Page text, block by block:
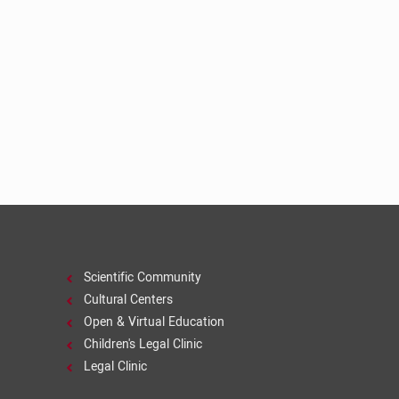
Scientific Community
Cultural Centers
Open & Virtual Education
Children's Legal Clinic
Legal Clinic